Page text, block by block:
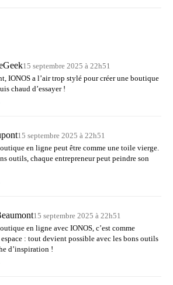
15 septembre 2025 à 22h51
IONOS a l’air trop stylé pour créer une boutique
chaud d’essayer !
15 septembre 2025 à 22h51
en ligne peut être comme une toile vierge.
outils, chaque entrepreneur peut peindre son
15 septembre 2025 à 22h51
en ligne avec IONOS, c’est comme
espace : tout devient possible avec les bons outils
d’inspiration !